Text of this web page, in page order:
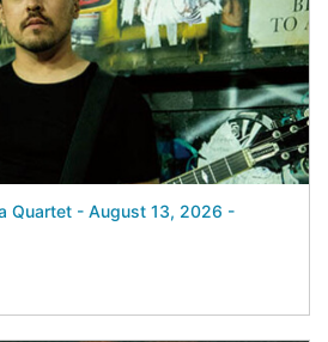
Quartet - August 13, 2026 -